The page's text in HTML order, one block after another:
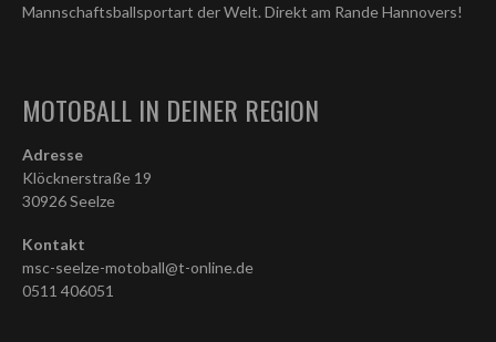
Mannschaftsballsportart der Welt. Direkt am Rande Hannovers!
MOTOBALL IN DEINER REGION
Adresse
Klöcknerstraße 19
30926 Seelze
Kontakt
msc-seelze-motoball@t-online.de
0511 406051